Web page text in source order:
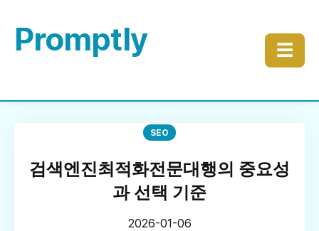
Promptly ☰
SEO
검색엔진최적화전문대행의 중요성
과 선택 기준
2026-01-06